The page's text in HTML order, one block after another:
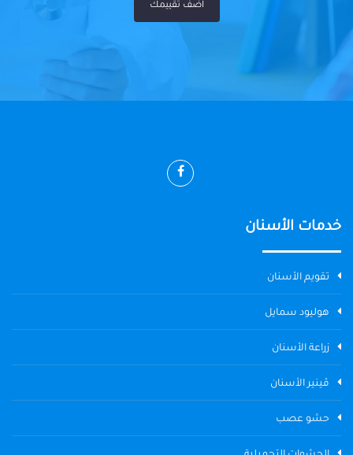
اضف تقييمك
خدمات الأسنان
تقويم الأسنان
هوليود سمايل
زراعة الأسنان
ڤينير الأسنان
حشو عصب